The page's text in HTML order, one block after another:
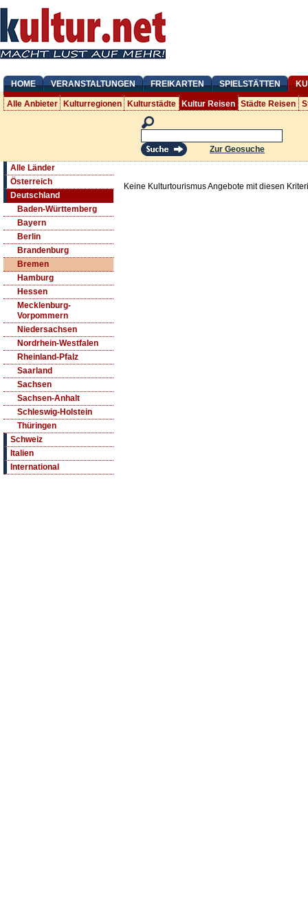
HOME VERANSTALTUNGEN FREIKARTEN SPIELSTÄTTEN
Alle Anbieter Kulturregionen Kulturstädte Kultur Reisen Städte Reisen
Zur Geosuche
Alle Länder
Österreich
Deutschland
Baden-Württemberg
Bayern
Berlin
Brandenburg
Bremen
Hamburg
Hessen
Mecklenburg-
Vorpommern
Niedersachsen
Nordrhein-Westfalen
Rheinland-Pfalz
Saarland
Sachsen
Sachsen-Anhalt
Schleswig-Holstein
Thüringen
Schweiz
Italien
International
Keine Kulturtourismus Angebote mit diesen